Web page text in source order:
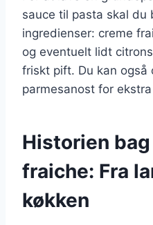
sauce til pasta skal du
ingredienser: creme
og eventuelt lidt
friskt pift. Du kan
parmesanost for
Historien
fraiche: Fra
køkken